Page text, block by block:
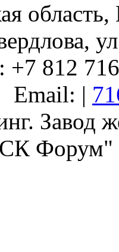
+7 812
Email: |
Завод
Форум"